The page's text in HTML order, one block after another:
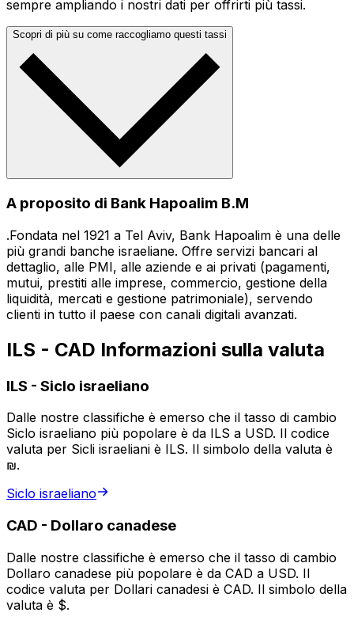
sempre ampliando i nostri dati per offrirti più tassi.
Scopri di più su come raccogliamo questi tassi
A proposito di Bank Hapoalim B.M
.Fondata nel 1921 a Tel Aviv, Bank Hapoalim è una delle
più grandi banche israeliane. Offre servizi bancari al
dettaglio, alle PMI, alle aziende e ai privati (pagamenti,
mutui, prestiti alle imprese, commercio, gestione della
liquidità, mercati e gestione patrimoniale), servendo
clienti in tutto il paese con canali digitali avanzati.
ILS - CAD Informazioni sulla valuta
ILS - Siclo israeliano
Dalle nostre classifiche è emerso che il tasso di cambio
Siclo israeliano più popolare è da ILS a USD. Il codice
valuta per Sicli israeliani è ILS. Il simbolo della valuta è
₪.
Siclo israeliano
CAD - Dollaro canadese
Dalle nostre classifiche è emerso che il tasso di cambio
Dollaro canadese più popolare è da CAD a USD. Il
codice valuta per Dollari canadesi è CAD. Il simbolo della
valuta è $.